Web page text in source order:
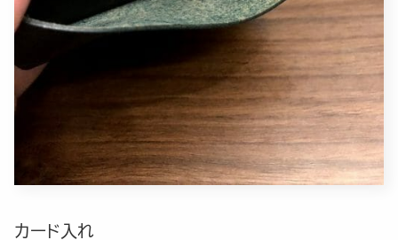
カード入れ